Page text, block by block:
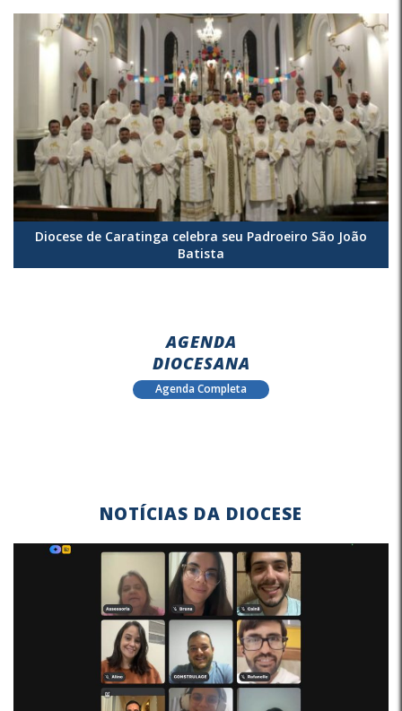
Diocese de Caratinga celebra seu Padroeiro São João
Batista
AGENDA
DIOCESANA
Agenda Completa
NOTÍCIAS DA DIOCESE